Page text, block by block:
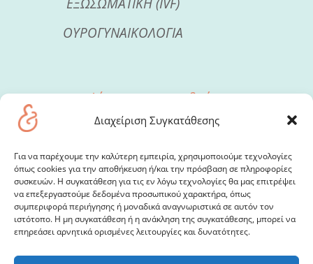
Διαχείριση Συγκατάθεσης
Για να παρέχουμε την καλύτερη εμπειρία, χρησιμοποιούμε τεχνολογίες
όπως cookies για την αποθήκευση ή/και την πρόσβαση σε πληροφορίες
συσκευών. Η συγκατάθεση για τις εν λόγω τεχνολογίες θα μας επιτρέψει
να επεξεργαστούμε δεδομένα προσωπικού χαρακτήρα, όπως
συμπεριφορά περιήγησης ή μοναδικά αναγνωριστικά σε αυτόν τον
ιστότοπο. Η μη συγκατάθεση ή η ανάκληση της συγκατάθεσης, μπορεί να
επηρεάσει αρνητικά ορισμένες λειτουργίες και δυνατότητες.
ΟΥΡΟΓΥΝΑΙΚΟΛΟΓΙΑ
Δέχεται με ραντεβού
Δευτέρα & Πέμπτη 4-9μμ
Ιατρείο:
Κηφισίας 34, 11526 Αμπελόκηποι
syllas@syllas.gr
2107786149,6974792761,6974441228